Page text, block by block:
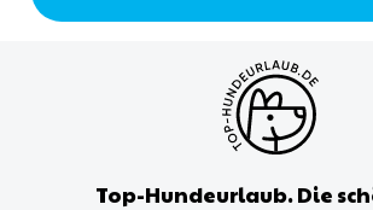
Top-Hundeurlaub. Die